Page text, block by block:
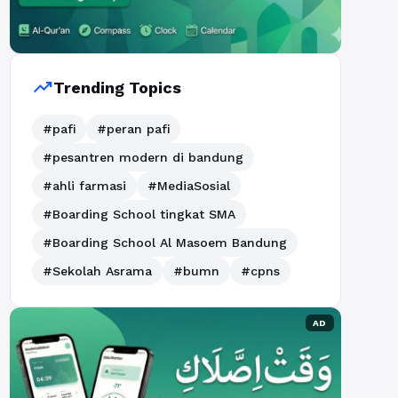
trending_upTrending Topics
#pafi
#peran pafi
#pesantren modern di bandung
#ahli farmasi
#MediaSosial
#Boarding School tingkat SMA
#Boarding School Al Masoem Bandung
#Sekolah Asrama
#bumn #cpns
AD